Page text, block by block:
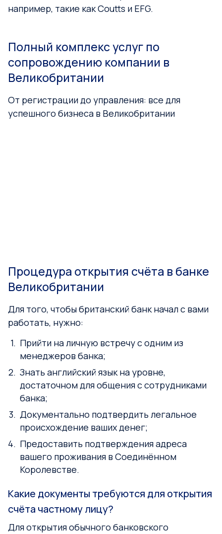
например, такие как Coutts и EFG.
Полный комплекс услуг по
сопровождению компании в
Великобритании
От регистрации до управления: все для
успешного бизнеса в Великобритании
Процедура открытия счёта в банке
Великобритании
Для того, чтобы британский банк начал с вами
работать, нужно:
Прийти на личную встречу с одним из
менеджеров банка;
Знать английский язык на уровне,
достаточном для общения с сотрудниками
банка;
Документально подтвердить легальное
происхождение ваших денег;
Предоставить подтверждения адреса
вашего проживания в Соединённом
Королевстве.
Какие документы требуются для открытия
счёта частному лицу?
Для открытия обычного банковского